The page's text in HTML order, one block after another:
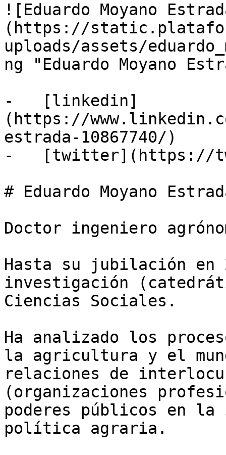
![Eduardo Moyano
(https://
uploads/assets/
ng "Eduardo Moyano
-   [linkedin]
(https://
estrada-10867740/)
-   [twitter](https://
# Eduardo Moyano
Doctor ingeniero
Hasta su jubilación en
investigación
Ciencias Sociales.
Ha analizado los
la agricultura y el
relaciones de
(organizaciones
poderes públicos en la
política agraria.